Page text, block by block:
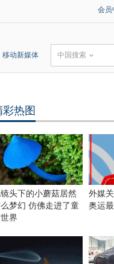
会员
移动新媒体 中国搜索
彩热图
头下的小蘑菇居然
梦幻 仿佛走进了童
界
外媒
奥运